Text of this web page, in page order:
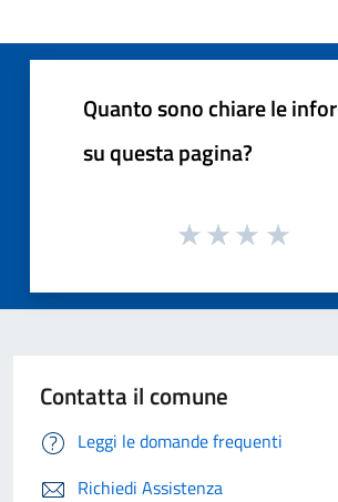
Quanto sono chiare le
su questa pagina?
Contatta il comune
Leggi le domande frequenti
Richiedi Assistenza